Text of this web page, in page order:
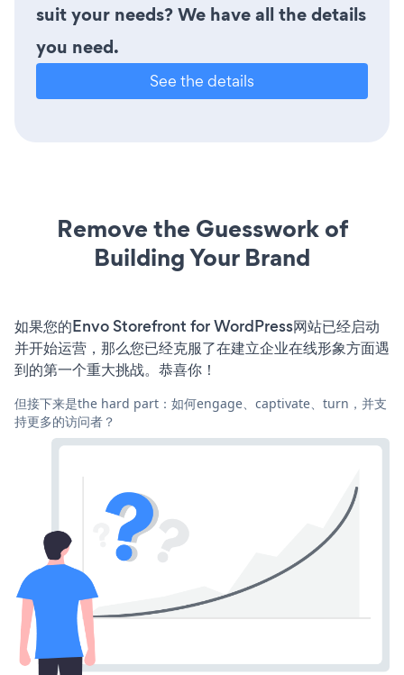
suit your needs? We have all the details
you need.
See the details
Remove the Guesswork of
Building Your Brand
如果您的Envo Storefront for WordPress网站已经启动
并开始运营，那么您已经克服了在建立企业在线形象方面遇
到的第一个重大挑战。恭喜你！
但接下来是the hard part：如何engage、captivate、turn，并支
持更多的访问者？